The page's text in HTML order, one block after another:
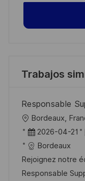
Trabajos
Responsable
U
b
c
a
Bordeaux,
F
e
c
h
2026-04-21
Bordeaux
Rejoignez notre
Responsable